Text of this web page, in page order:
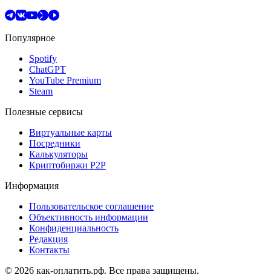
Популярное
Spotify
ChatGPT
YouTube Premium
Steam
Полезные сервисы
Виртуальные карты
Посредники
Калькуляторы
Криптобиржи P2P
Информация
Пользовательское соглашение
Объективность информации
Конфиденциальность
Редакция
Контакты
© 2026 как-оплатить.рф. Все права защищены.